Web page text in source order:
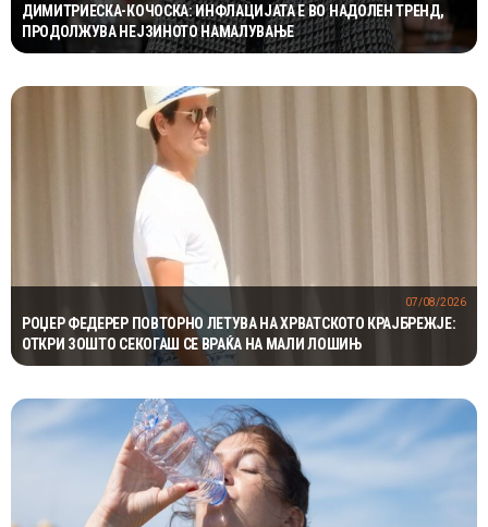
ДИМИТРИЕСКА-КОЧОСКА: ИНФЛАЦИЈАТА Е ВО НАДОЛЕН ТРЕНД,
ПРОДОЛЖУВА НЕЈЗИНОТО НАМАЛУВАЊЕ
РОЏЕР ФЕДЕРЕР ПОВТОРНО ЛЕТУВА НА ХРВАТСКОТО КРАЈБРЕЖЈЕ:
ОТКРИ ЗОШТО СЕКОГАШ СЕ ВРАЌА НА МАЛИ ЛОШИЊ
07/08/2026